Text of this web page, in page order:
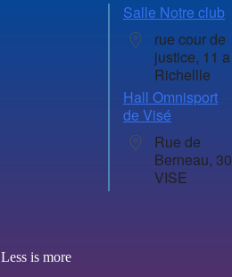
Salle Notre club
rue cour de
justice, 11 a
Richellle
Hall Omnisport
de Visé
Rue de
Berneau, 30
VISE
Less is more